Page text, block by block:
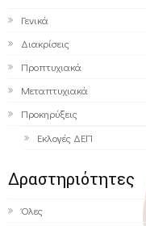
Γενικά
Διακρίσεις
Προπτυχιακά
Μεταπτυχιακά
Προκηρύξεις
Εκλογές ΔΕΠ
Δραστηριότητες
Όλες